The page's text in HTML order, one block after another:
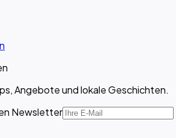
Angebote und lokale Geschichten.
Newsletter